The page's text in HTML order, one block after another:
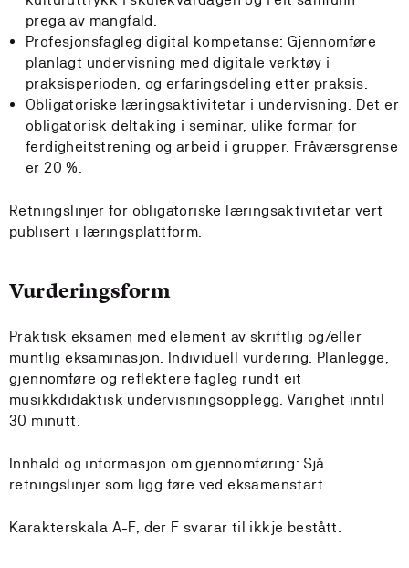
prega av mangfald.
Profesjonsfagleg digital kompetanse: Gjennomføre
planlagt undervisning med digitale verktøy i
praksisperioden, og erfaringsdeling etter praksis.
Obligatoriske læringsaktivitetar i undervisning. Det er
obligatorisk deltaking i seminar, ulike formar for
ferdigheitstrening og arbeid i grupper. Fråværsgrense
er 20 %.
Retningslinjer for obligatoriske læringsaktivitetar vert
publisert i læringsplattform.
Vurderingsform
Praktisk eksamen med element av skriftlig og/eller
muntlig eksaminasjon. Individuell vurdering. Planlegge,
gjennomføre og reflektere fagleg rundt eit
musikkdidaktisk undervisningsopplegg. Varighet inntil
30 minutt.
Innhald og informasjon om gjennomføring: Sjå
retningslinjer som ligg føre ved eksamenstart.
Karakterskala A-F, der F svarar til ikkje bestått.